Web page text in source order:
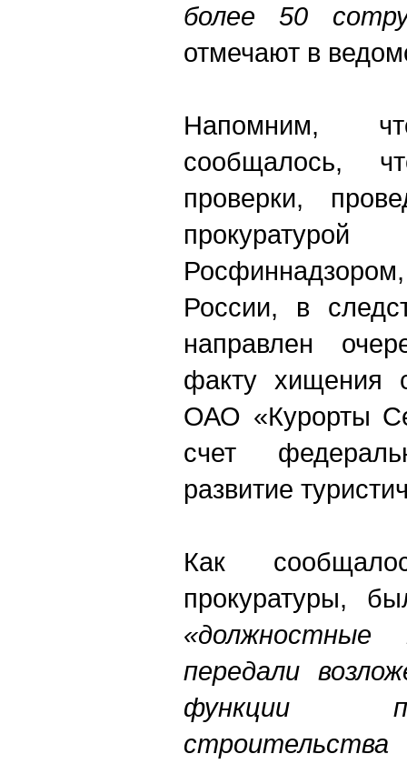
более 50
отмечают в
Напомним,
сообщалось,
проверки,
России, в
направлен
факту хищения
ОАО «Курорты
счет
развитие
Как
прокуратуры,
передали
функции